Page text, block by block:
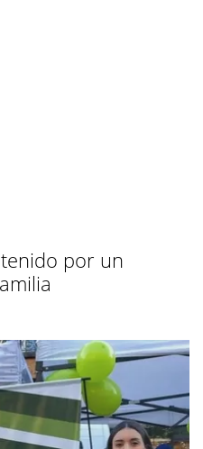
por un